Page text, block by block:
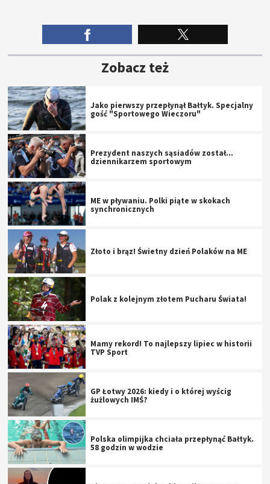
Zobacz też
Jako pierwszy przepłynął Bałtyk. Specjalny
gość "Sportowego Wieczoru"
Prezydent naszych sąsiadów został...
dziennikarzem sportowym
ME w pływaniu. Polki piąte w skokach
synchronicznych
Złoto i brąz! Świetny dzień Polaków na ME
Polak z kolejnym złotem Pucharu Świata!
Mamy rekord! To najlepszy lipiec w historii
TVP Sport
GP Łotwy 2026: kiedy i o której wyścig
żużlowych IMŚ?
Polska olimpijka chciała przepłynąć Bałtyk.
58 godzin w wodzie